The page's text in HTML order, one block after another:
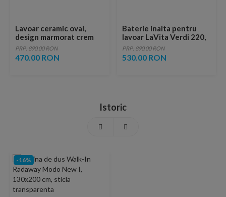
Lavoar ceramic oval,
design marmorat crem
lucios cu vene aurii,
ventil inclus
PRP: 890.00 RON
470.00 RON
Baterie inalta pentru
lavoar LaVita Verdi 220,
fara ventil, brushed
copper
PRP: 890.00 RON
530.00 RON
Istoric
-16%